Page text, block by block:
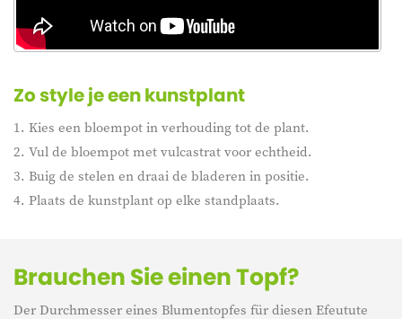
Brauchen Sie einen Topf?
Der Durchmesser eines Blumentopfes für diesen Efeutute
Zo style je een kunstplant
1. Kies een bloempot in verhouding tot de plant.
2. Vul de bloempot met vulcastrat voor echtheid.
3. Buig de stelen en draai de bladeren in positie.
4. Plaats de kunstplant op elke standplaats.